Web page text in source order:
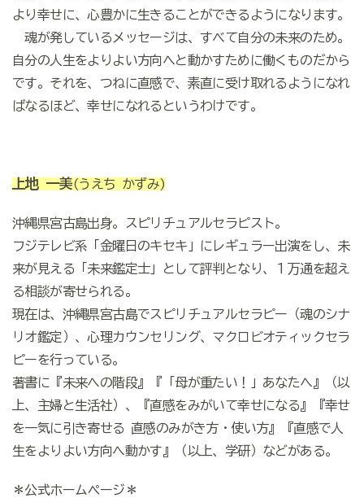
より幸せに、心豊かに生きることができるようになります。
魂が発しているメッセージは、すべて自分の未来のため。
自分の人生をよりよい方向へと動かすために働くものだから
です。それを、つねに直感で、素直に受け取れるようになれ
ばなるほど、幸せになれるというわけです。
上地 一美(うえち かずみ)
沖縄県宮古島出身。スピリチュアルセラピスト。
フジテレビ系「金曜日のキセキ」にレギュラー出演をし、未
来が見える「未来鑑定士」として評判となり、１万通を超え
る相談が寄せられる。
現在は、沖縄県宮古島でスピリチュアルセラピー（魂のシナ
リオ鑑定）、心理カウンセリング、マクロビオティックセラ
ピーを行っている。
著書に『未来への階段』『「母が重たい！」あなたへ』（以
上、主婦と生活社）、『直感をみがいて幸せになる』『幸せ
を一気に引き寄せる 直感のみがき方・使い方』『直感で人
生をよりよい方向へ動かす』（以上、学研）などがある。
＊公式ホームページ＊